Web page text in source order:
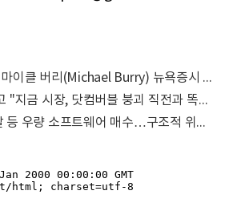
[김대호 인물 열전] 마이클 버리(Michael Burry) 뉴욕증시 공매도 선전포고
'빅쇼트' 버리의 경고 "지금 시장, 닷컴버블 붕괴 직전과 똑같다"
마이클 버리, 페이팔 등 우량 소프트웨어 매수…구조적 위기론은 여전